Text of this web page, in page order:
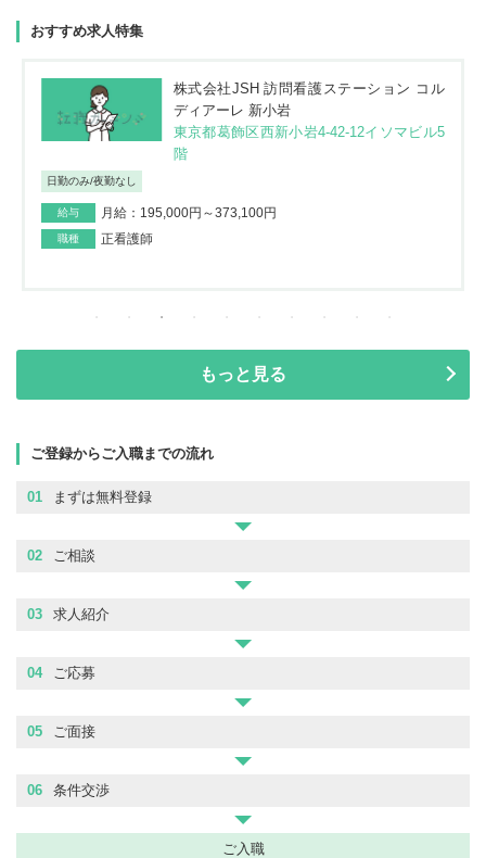
おすすめ求人特集
株式会社JSH 訪問看護ステーション コル
ディアーレ 新小岩
東京都葛飾区西新小岩4-42-12イソマビル5
階
日勤のみ/夜勤なし
給与 月給：195,000円～373,100円
職種 正看護師
もっと見る
ご登録からご入職までの流れ
01 まずは無料登録
02 ご相談
03 求人紹介
04 ご応募
05 ご面接
06 条件交渉
ご入職